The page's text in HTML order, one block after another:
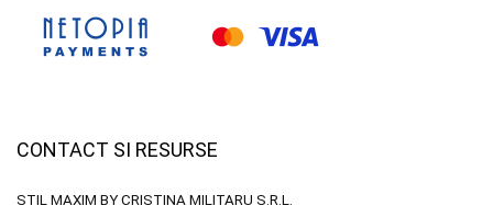
CONTACT SI RESURSE
STIL MAXIM BY CRISTINA MILITARU S.R.L.